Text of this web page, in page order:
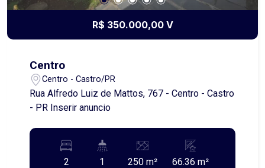
R$ 350.000,00 V
Centro
Centro - Castro/PR
Rua Alfredo Luiz de Mattos, 767 - Centro - Castro
- PR Inserir anuncio
2 1 250 m² 66.36 m²